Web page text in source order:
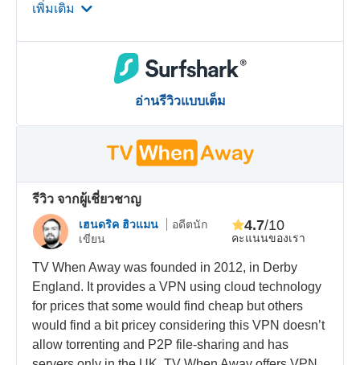
เพิ่มเติม
อ่านรีวิวแบบเต็ม
รีวิว จากผู้เชี่ยวชาญ
เฮนดริค ฮิวแมน
อดีตนัก
เขียน
คะแนนของเรา
4.7/10
TV When Away was founded in 2012, in Derby
England. It provides a VPN using cloud technology
for prices that some would find cheap but others
would find a bit pricey considering this VPN doesn’t
allow torrenting and P2P file-sharing and has